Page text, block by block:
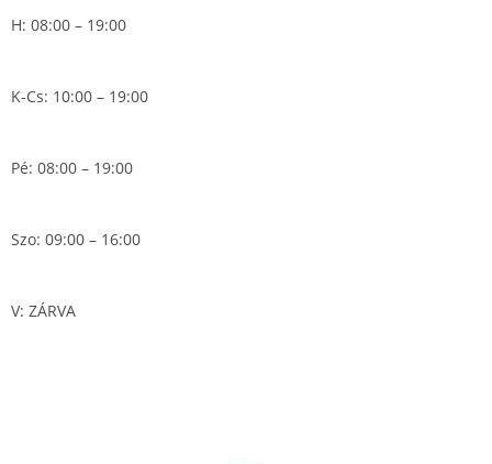
H: 08:00 – 19:00
K-Cs: 10:00 – 19:00
Pé: 08:00 – 19:00
Szo: 09:00 – 16:00
V: ZÁRVA